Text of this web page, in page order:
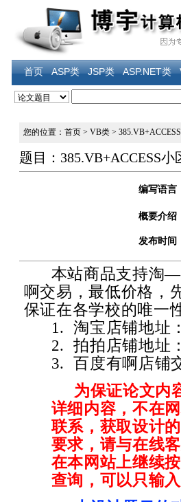
首页 ASP类 JSP类 ASP.NET类
您的位置：首页> VB类>
题目：385.VB+ACCESS
编写语言
概要介绍
发布时间
本站商品支持淘—
啊交易，最低价格，
保证在各学校的唯一
1. 淘宝店铺地
2. 拍拍店铺地
3. 百度有啊店铺
为保证论文内
详细内容，不在
联系，获取设计
要求，请与在线
在本网站上继续
查询，可以只输